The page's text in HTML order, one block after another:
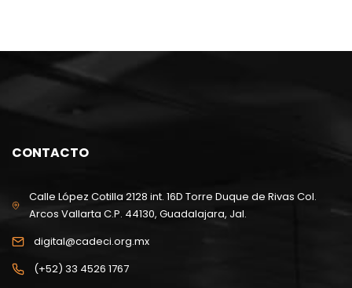
CONTACTO
Calle López Cotilla 2128 int. 16D Torre Duque de Rivas Col.
Arcos Vallarta C.P. 44130, Guadalajara, Jal.
digital@cadeci.org.mx
(+52) 33 4526 1767